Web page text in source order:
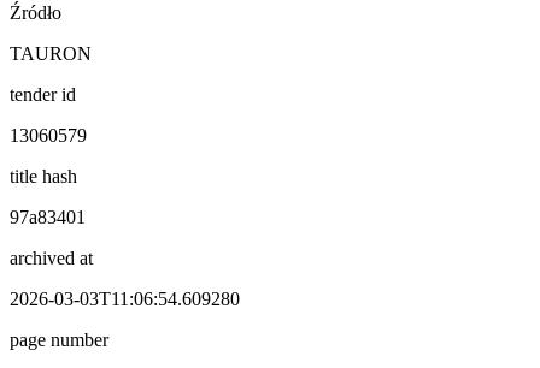
Źródło
TAURON
tender id
13060579
title hash
97a83401
archived at
2026-03-03T11:06:54.609280
page number